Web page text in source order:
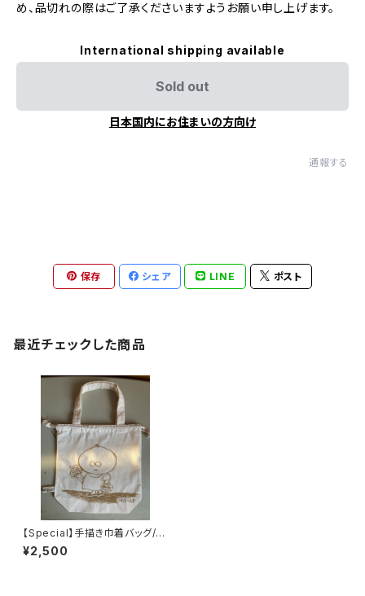
め、品切れの際はご了承くださいますようお願い申し上げます。
International shipping available
Sold out
日本国内にお住まいの方向け
通報する
保存 シェア LINE ポスト
最近チェックした商品
【Special】手描き巾着バッグ/た
まねぎ
¥2,500